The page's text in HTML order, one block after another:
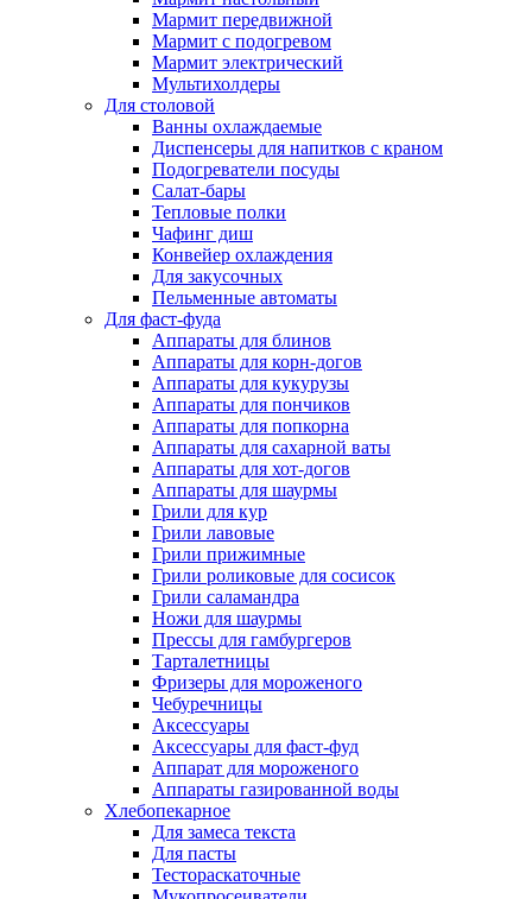
Мармит передвижной
Мармит с подогревом
Мармит электрический
Мультихолдеры
Для столовой
Ванны охлаждаемые
Диспенсеры для напитков с краном
Подогреватели посуды
Салат-бары
Тепловые полки
Чафинг диш
Конвейер охлаждения
Для закусочных
Пельменные автоматы
Для фаст-фуда
Аппараты для блинов
Аппараты для корн-догов
Аппараты для кукурузы
Аппараты для пончиков
Аппараты для попкорна
Аппараты для сахарной ваты
Аппараты для хот-догов
Аппараты для шаурмы
Грили для кур
Грили лавовые
Грили прижимные
Грили роликовые для сосисок
Грили саламандра
Ножи для шаурмы
Прессы для гамбургеров
Тарталетницы
Фризеры для мороженого
Чебуречницы
Аксессуары
Аксессуары для фаст-фуд
Аппарат для мороженого
Аппараты газированной воды
Хлебопекарное
Для замеса текста
Для пасты
Тестораскаточные